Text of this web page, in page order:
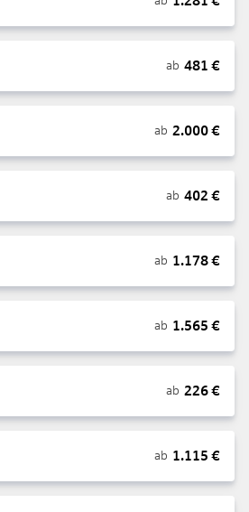
ab 481 €
ab 2.000€
ab 402 €
ab 1.178€
ab 1.565 €
ab 226€
ab 1.115 €